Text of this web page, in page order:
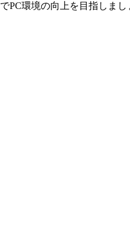
でPC環境の向上を目指しまし